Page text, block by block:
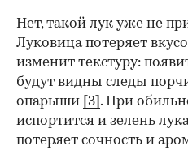
Нет, такой лук уже не
Луковица потеряет
изменит текстуру:
будут видны следы
опарыши
[3] . При
испортится и зелень
потеряет сочность и